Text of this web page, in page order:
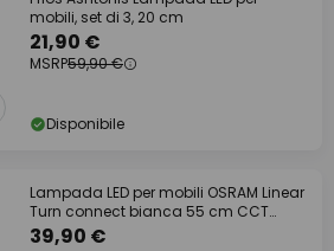
mobili, set di 3, 20 cm
21,90 €
MSRP59,90 €
Disponibile
Lampada LED per mobili OSRAM Linear
Turn connect bianca 55 cm CCT
dimmerabile
39,90 €